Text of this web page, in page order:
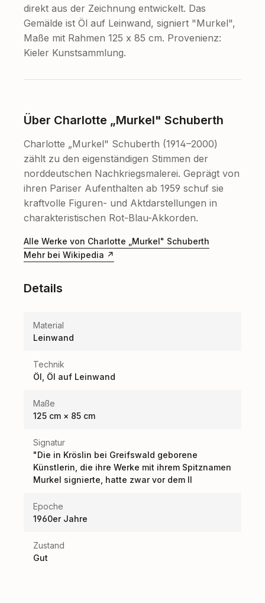
direkt aus der Zeichnung entwickelt. Das
Gemälde ist Öl auf Leinwand, signiert "Murkel",
Maße mit Rahmen 125 x 85 cm. Provenienz:
Kieler Kunstsammlung.
Über Charlotte „Murkel" Schuberth
Charlotte „Murkel" Schuberth (1914–2000)
zählt zu den eigenständigen Stimmen der
norddeutschen Nachkriegsmalerei. Geprägt von
ihren Pariser Aufenthalten ab 1959 schuf sie
kraftvolle Figuren- und Aktdarstellungen in
charakteristischen Rot-Blau-Akkorden.
Alle Werke von Charlotte „Murkel" Schuberth
Mehr bei Wikipedia
Details
Material
Leinwand
Technik
Öl, Öl auf Leinwand
Maße
125 cm × 85 cm
Signatur
"Die in Kröslin bei Greifswald geborene
Künstlerin, die ihre Werke mit ihrem Spitznamen
Murkel signierte, hatte zwar vor dem II
Epoche
1960er Jahre
Zustand
Gut